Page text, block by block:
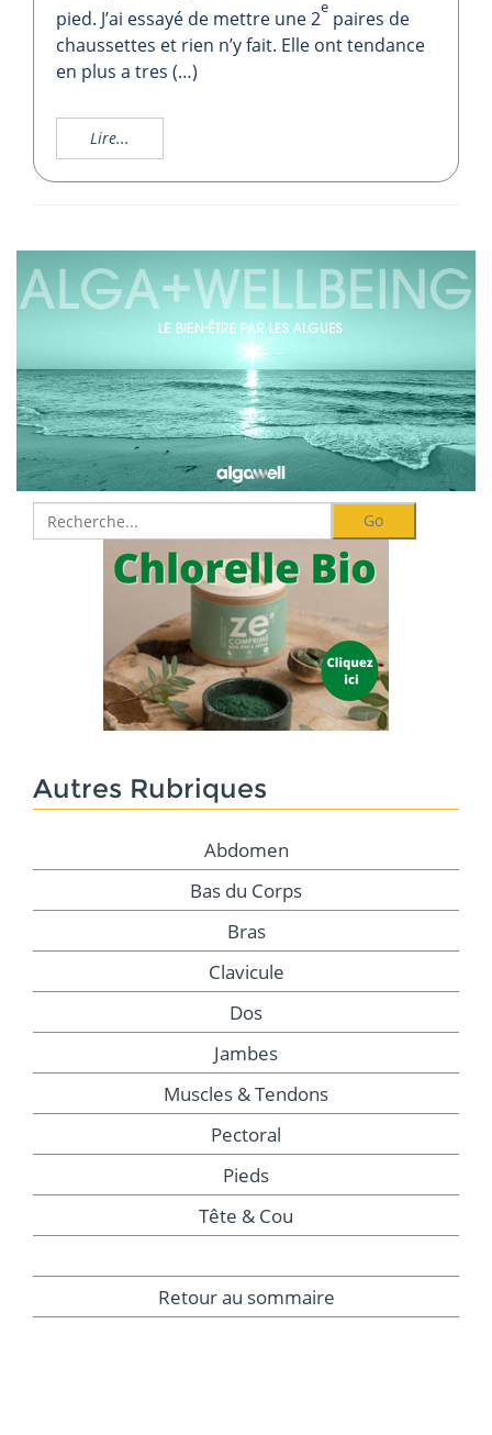
pied. J’ai essayé de mettre une 2e paires de
chaussettes et rien n’y fait. Elle ont tendance
en plus a tres (…)
Lire...
Autres Rubriques
Abdomen
Bas du Corps
Bras
Clavicule
Dos
Jambes
Muscles & Tendons
Pectoral
Pieds
Tête & Cou
Retour au sommaire